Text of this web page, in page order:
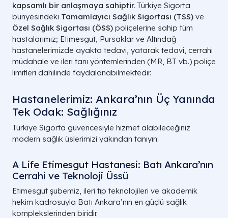
kapsamlı bir anlaşmaya sahiptir. Türkiye Sigorta
bünyesindeki Tamamlayıcı Sağlık Sigortası (TSS) ve
Özel Sağlık Sigortası (ÖSS) poliçelerine sahip tüm
hastalarımız; Etimesgut, Pursaklar ve Altındağ
hastanelerimizde ayakta tedavi, yatarak tedavi, cerrahi
müdahale ve ileri tanı yöntemlerinden (MR, BT vb.) poliçe
limitleri dahilinde faydalanabilmektedir.
Hastanelerimiz: Ankara’nın Üç Yanında
Tek Odak: Sağlığınız
Türkiye Sigorta güvencesiyle hizmet alabileceğiniz
modern sağlık üslerimizi yakından tanıyın:
A Life Etimesgut Hastanesi: Batı Ankara’nın
Cerrahi ve Teknoloji Üssü
Etimesgut şubemiz, ileri tıp teknolojileri ve akademik
hekim kadrosuyla Batı Ankara’nın en güçlü sağlık
komplekslerinden biridir.